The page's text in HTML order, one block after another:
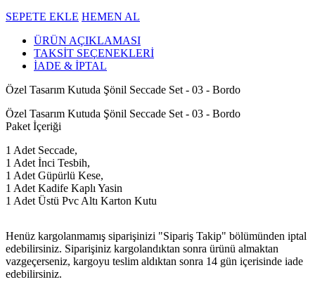
SEPETE EKLE HEMEN AL
ÜRÜN AÇIKLAMASI
TAKSİT SEÇENEKLERİ
İADE & İPTAL
Özel Tasarım Kutuda Şönil Seccade Set - 03 - Bordo
Özel Tasarım Kutuda Şönil Seccade Set - 03 - Bordo
Paket İçeriği
1 Adet Seccade,
1 Adet İnci Tesbih,
1 Adet Güpürlü Kese,
1 Adet Kadife Kaplı Yasin
1 Adet Üstü Pvc Altı Karton Kutu
Henüz kargolanmamış siparişinizi "Sipariş Takip" bölümünden iptal
edebilirsiniz. Siparişiniz kargolandıktan sonra ürünü almaktan
vazgeçerseniz, kargoyu teslim aldıktan sonra 14 gün içerisinde iade
edebilirsiniz.